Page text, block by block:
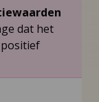
dat het